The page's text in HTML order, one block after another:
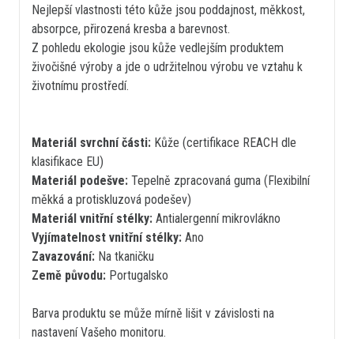
Nejlepší vlastnosti této kůže jsou poddajnost, měkkost,
absorpce, přirozená kresba a barevnost.
Z pohledu ekologie jsou kůže vedlejším produktem
živočišné výroby a jde o udržitelnou výrobu ve vztahu k
životnímu prostředí.
Materiál svrchní části: Kůže (certifikace REACH dle
klasifikace EU)
Materiál podešve: Tepelně zpracovaná guma (Flexibilní
měkká a protiskluzová podešev)
Materiál vnitřní stélky: Antialergenní mikrovlákno
Vyjímatelnost vnitřní stélky: Ano
Zavazování: Na tkaničku
Země původu: Portugalsko
Barva produktu se může mírně lišit v závislosti na
nastavení Vašeho monitoru.